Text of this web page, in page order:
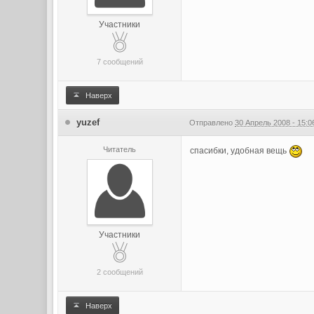
Участники
7 сообщений
Наверх
yuzef Отправлено30 Апрель 2008 -
Читатель
Участники
2 сообщений
спасибки, удобная вещь
Наверх